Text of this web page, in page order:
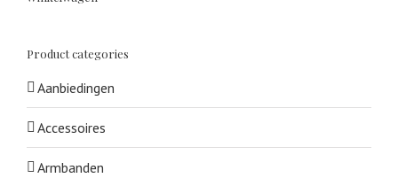
Product categories
Aanbiedingen
Accessoires
Armbanden